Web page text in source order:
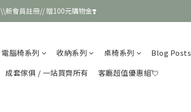
\\新會員註冊// 贈100元購物金❣️
\\新會員註冊// 贈100元購物金❣️
\\新會員註冊// 贈100元購物金❣️
電腦椅系列 收納系列 桌椅系列
Blog Posts
成套傢俱 / 一站買齊所有
客廳超值優惠組💘